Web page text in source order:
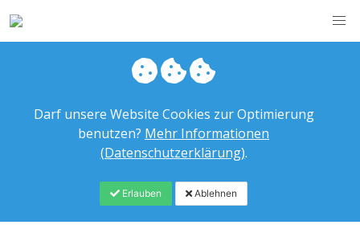
Darf unsere Website Cookies zur Optimierung
benutzen? Mehr Informationen
(Datenschutzerklärung).
Erlauben Ablehnen